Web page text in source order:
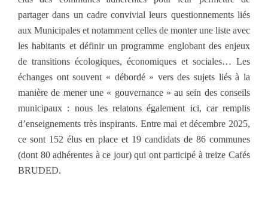
partager dans un cadre convivial leurs questionnements liés
aux Municipales et notamment celles de monter une liste avec
les habitants et définir un programme englobant des enjeux
de transitions écologiques, économiques et sociales… Les
échanges ont souvent « débordé » vers des sujets liés à la
manière de mener une « gouvernance » au sein des conseils
municipaux : nous les relatons également ici, car remplis
d’enseignements très inspirants. Entre mai et décembre 2025,
ce sont 152 élus en place et 19 candidats de 86 communes
(dont 80 adhérentes à ce jour) qui ont participé à treize Cafés
BRUDED.